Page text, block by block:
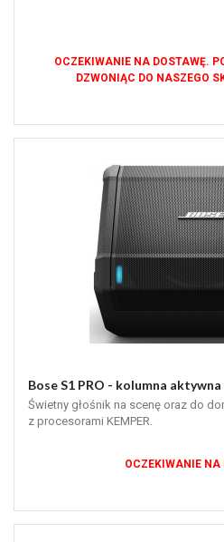
OCZEKIWANIE NA DOSTAWĘ.
DZWONIĄC DO NASZEGO
Bose S1 PRO - kolumna aktywna
Świetny głośnik na scenę oraz do
z procesorami KEMPER.
OCZEKIWANIE NA